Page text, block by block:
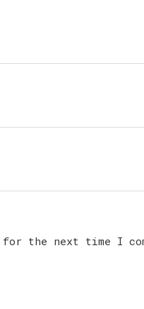
for the next time I